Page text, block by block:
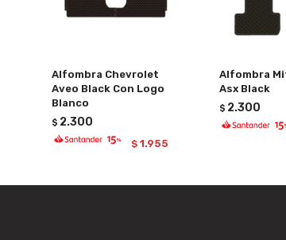
Alfombra Chevrolet
Aveo Black Con Logo
Blanco
$ 2.300
$ 1.955
Alfombra
Asx Black
$ 2.300